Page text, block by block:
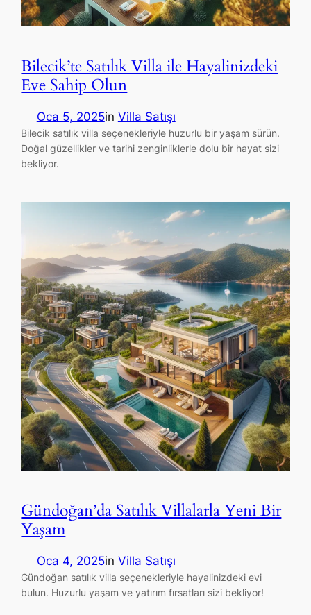
Bilecik’te Satılık Villa ile Hayalinizdeki
Eve Sahip Olun
Oca 5, 2025in Villa Satışı
Bilecik satılık villa seçenekleriyle huzurlu bir yaşam sürün.
Doğal güzellikler ve tarihi zenginliklerle dolu bir hayat sizi
bekliyor.
Gündoğan’da Satılık Villalarla Yeni Bir
Yaşam
Oca 4, 2025in Villa Satışı
Gündoğan satılık villa seçenekleriyle hayalinizdeki evi
bulun. Huzurlu yaşam ve yatırım fırsatları sizi bekliyor!